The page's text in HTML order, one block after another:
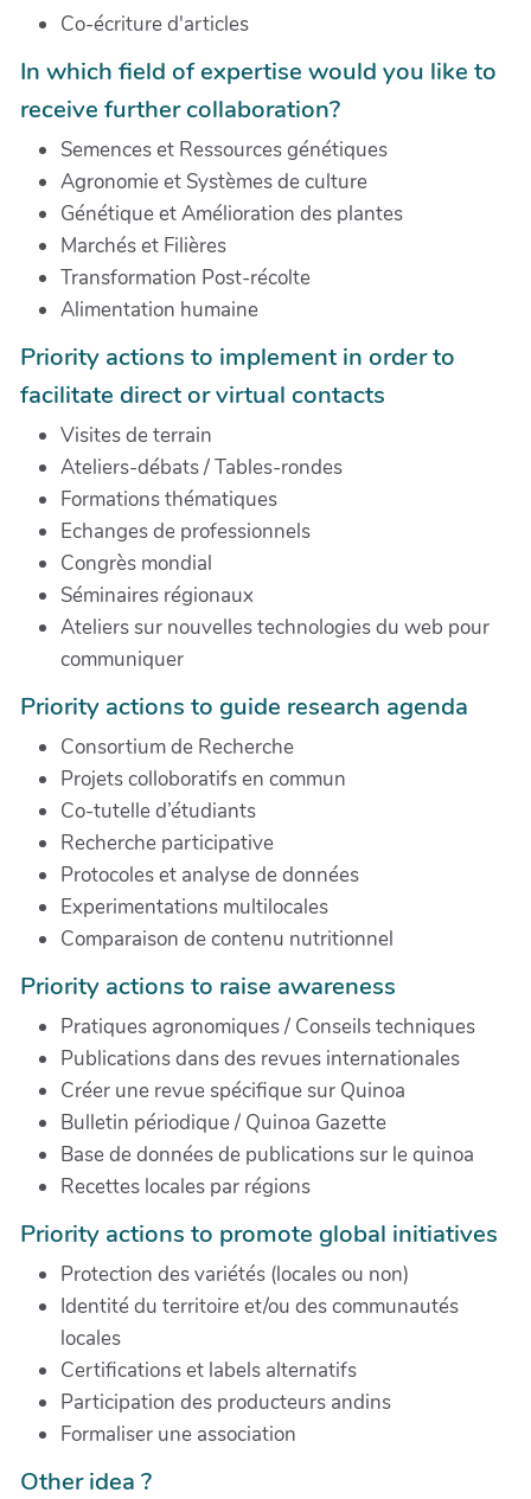
Co-écriture d'articles
In which field of expertise would you like to
receive further collaboration?
Semences et Ressources génétiques
Agronomie et Systèmes de culture
Génétique et Amélioration des plantes
Marchés et Filières
Transformation Post-récolte
Alimentation humaine
Priority actions to implement in order to
facilitate direct or virtual contacts
Visites de terrain
Ateliers-débats / Tables-rondes
Formations thématiques
Echanges de professionnels
Congrès mondial
Séminaires régionaux
Ateliers sur nouvelles technologies du web pour
communiquer
Priority actions to guide research agenda
Consortium de Recherche
Projets colloboratifs en commun
Co-tutelle d’étudiants
Recherche participative
Protocoles et analyse de données
Experimentations multilocales
Comparaison de contenu nutritionnel
Priority actions to raise awareness
Pratiques agronomiques / Conseils techniques
Publications dans des revues internationales
Créer une revue spécifique sur Quinoa
Bulletin périodique / Quinoa Gazette
Base de données de publications sur le quinoa
Recettes locales par régions
Priority actions to promote global initiatives
Protection des variétés (locales ou non)
Identité du territoire et/ou des communautés
locales
Certifications et labels alternatifs
Participation des producteurs andins
Formaliser une association
Other idea ?